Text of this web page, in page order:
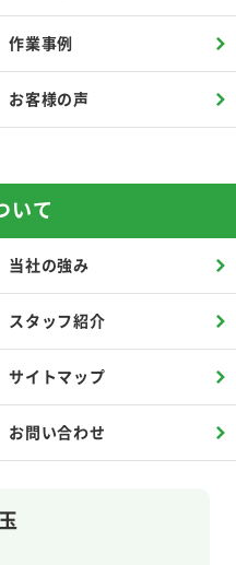
作業事例
お客様の声
いて
当社の強み
スタッフ紹介
サイトマップ
お問い合わせ